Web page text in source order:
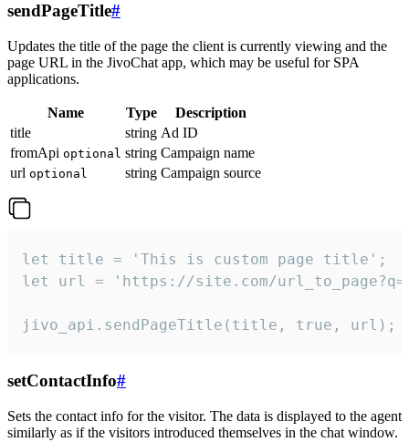
sendPageTitle#
Updates the title of the page the client is currently viewing and the
page URL in the JivoChat app, which may be useful for SPA
applications.
Name Type
Description
title
string Ad ID
fromApi optional string Campaign name
url optional string Campaign source
let title = 'This is custom page title';
let url = 'https://site.com/
jivo_api.sendPageTitle(title, true, url);
setContactInfo#
Sets the contact info for the visitor. The data is displayed to the agent
similarly as if the visitors introduced themselves in the chat window.